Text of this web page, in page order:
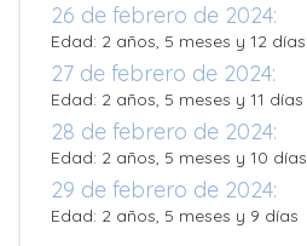
26 de febrero de 2024:
Edad: 2 años, 5 meses y 12 días
27 de febrero de 2024:
Edad: 2 años, 5 meses y 11 días
28 de febrero de 2024:
Edad: 2 años, 5 meses y 10 días
29 de febrero de 2024:
Edad: 2 años, 5 meses y 9 días